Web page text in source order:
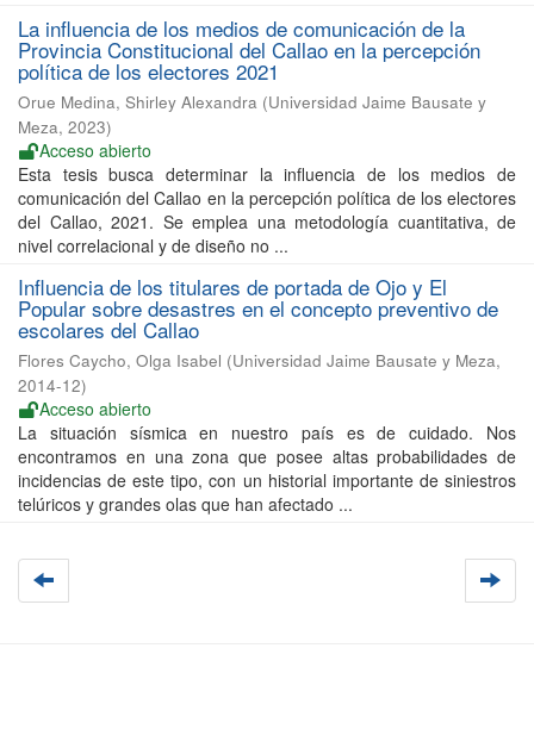
La influencia de los medios de comunicación de la
Provincia Constitucional del Callao en la percepción
política de los electores 2021
Orue Medina, Shirley Alexandra (Universidad Jaime Bausate y
Meza, 2023)
Acceso abierto
Esta tesis busca determinar la influencia de los medios de
comunicación del Callao en la percepción política de los electores
del Callao, 2021. Se emplea una metodología cuantitativa, de
nivel correlacional y de diseño no ...
Influencia de los titulares de portada de Ojo y El
Popular sobre desastres en el concepto preventivo de
escolares del Callao
Flores Caycho, Olga Isabel (Universidad Jaime Bausate y Meza,
2014-12)
Acceso abierto
La situación sísmica en nuestro país es de cuidado. Nos
encontramos en una zona que posee altas probabilidades de
incidencias de este tipo, con un historial importante de siniestros
telúricos y grandes olas que han afectado ...